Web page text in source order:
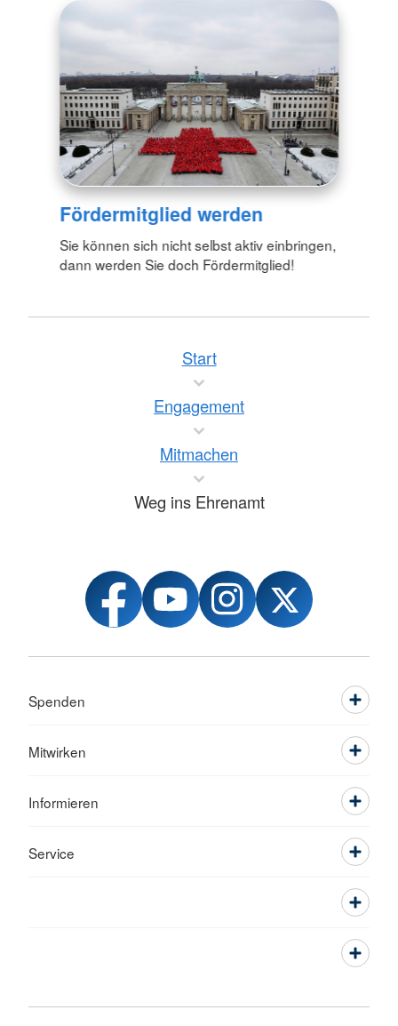
Fördermitglied werden
Sie können sich nicht selbst aktiv einbringen,
dann werden Sie doch Fördermitglied!
Start
Engagement
Mitmachen
Weg ins Ehrenamt
Spenden
Mitwirken
Informieren
Service